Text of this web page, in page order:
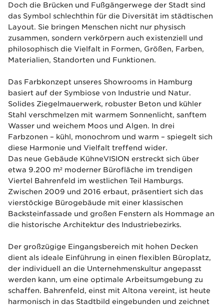
Doch die Brücken und Fußgängerwege der Stadt sind
das Symbol schlechthin für die Diversität im städtischen
Layout. Sie bringen Menschen nicht nur physisch
zusammen, sondern verkörpern auch existenziell und
philosophisch die Vielfalt in Formen, Größen, Farben,
Materialien, Standorten und Funktionen.
Das Farbkonzept unseres Showrooms in Hamburg
basiert auf der Symbiose von Industrie und Natur.
Solides Ziegelmauerwerk, robuster Beton und kühler
Stahl verschmelzen mit warmem Sonnenlicht, sanftem
Wasser und weichem Moos und Algen. In drei
Farbzonen – kühl, monochrom und warm – spiegelt sich
diese Harmonie und Vielfalt treffend wider.
Das neue Gebäude KühneVISION erstreckt sich über
etwa 9.200 m² moderner Bürofläche im trendigen
Viertel Bahrenfeld im westlichen Teil Hamburgs.
Zwischen 2009 und 2016 erbaut, präsentiert sich das
vierstöckige Bürogebäude mit einer klassischen
Backsteinfassade und großen Fenstern als Hommage an
die historische Architektur des Industriebezirks.
Der großzügige Eingangsbereich mit hohen Decken
dient als ideale Einführung in einen flexiblen Büroplatz,
der individuell an die Unternehmenskultur angepasst
werden kann, um eine optimale Arbeitsumgebung zu
schaffen. Bahrenfeld, einst mit Altona vereint, ist heute
harmonisch in das Stadtbild eingebunden und zeichnet